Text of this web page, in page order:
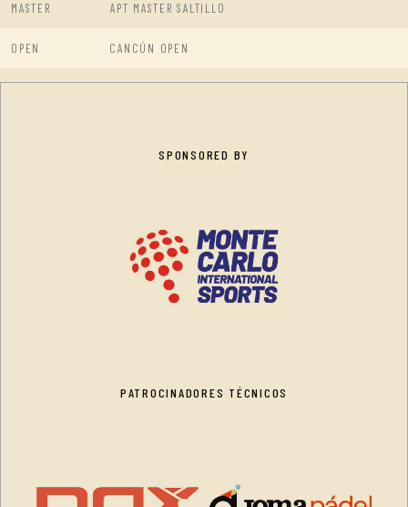
MASTER APT MASTER SALTILLO
OPEN CANCÚN OPEN
SPONSORED BY
PATROCINADORES TÉCNICOS